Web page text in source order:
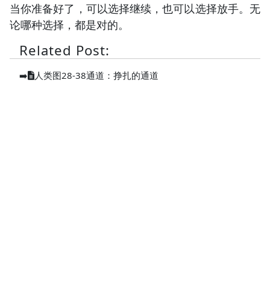
当你准备好了，可以选择继续，也可以选择放手。无
论哪种选择，都是对的。
Related Post:
➡️ 人类图28-38通道：挣扎的通道